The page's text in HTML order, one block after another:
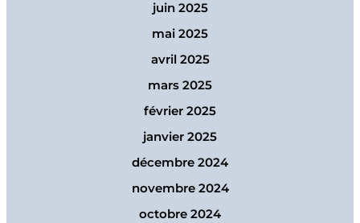
juin 2025
mai 2025
avril 2025
mars 2025
février 2025
janvier 2025
décembre 2024
novembre 2024
octobre 2024